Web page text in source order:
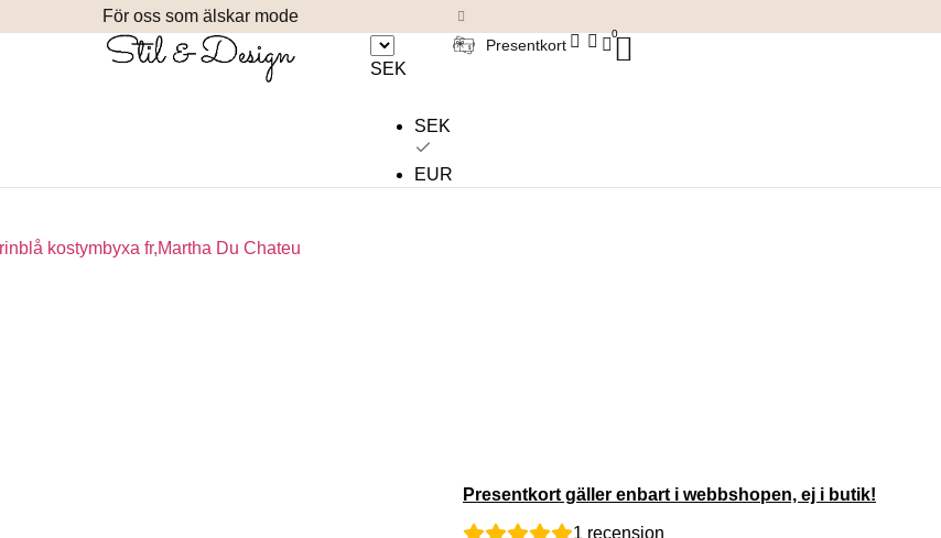
För oss som älskar mode
SEK
SEK
EUR
Presentkort
0
Presentkort gäller enbart i webbshopen, ej i butik!
1 recension